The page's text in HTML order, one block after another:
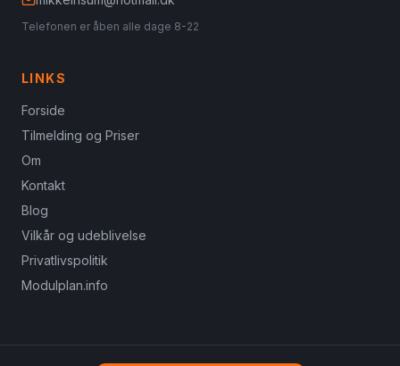
Telefonen er åben alle dage 8-22
LINKS
Forside
Tilmelding og Priser
Om
Kontakt
Blog
Vilkår og udeblivelse
Privatlivspolitik
Modulplan.info